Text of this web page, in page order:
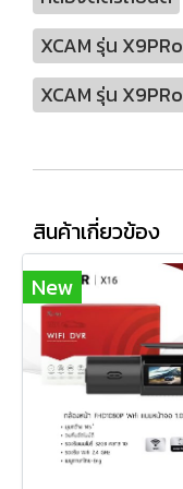
XCAM รุ่น X9PRo
XCAM รุ่น X9PRo
สินค้าเกี่ยวข้อง
New